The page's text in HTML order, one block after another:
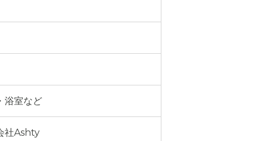
浴室など
社Ashty